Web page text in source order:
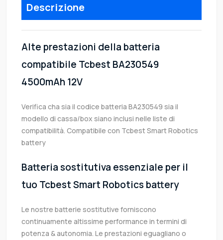
Descrizione
Alte prestazioni della batteria
compatibile Tcbest BA230549
4500mAh 12V
Verifica cha sia il codice batteria BA230549 sia il
modello di cassa/box siano inclusi nelle liste di
compatibilità. Compatibile con Tcbest Smart Robotics
battery
Batteria sostitutiva essenziale per il
tuo Tcbest Smart Robotics battery
Le nostre batterie sostitutive forniscono
continuamente altissime performance in termini di
potenza & autonomia. Le prestazioni eguagliano o